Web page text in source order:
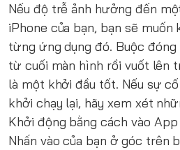
Nếu độ trễ ảnh hưởng đến
iPhone của bạn, bạn sẽ
từng ứng dụng đó. Buộc
từ cuối màn hình rồi vuốt lên
là một khởi đầu tốt. Nếu sự
khởi chạy lại, hãy xem xét
Khởi động bằng cách vào
Nhấn vào của bạn ở góc trên